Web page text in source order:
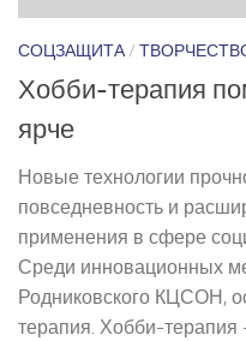
СОЦЗАЩИТА/
Хобби-терапия
ярче
Новые технологии
повседневность и
применения в сфере
Среди инновационных
Родниковского КЦСОН,
терапия. Хобби-терапия